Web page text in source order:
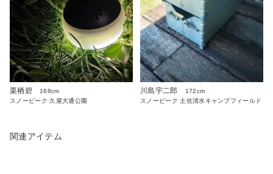
栗栖碧
168cm
スノーピーク 久屋大通公園
川島宇二郎
172cm
スノーピーク 土佐清水キャンプフィールド
関連アイテム